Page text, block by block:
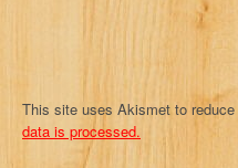
This site uses Akismet to reduce
data is processed.